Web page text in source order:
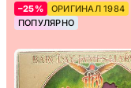
–25%
ОРИГИНАЛ 1984
ПОПУЛЯРНО